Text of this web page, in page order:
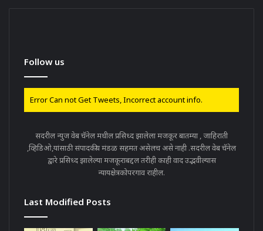
Follow us
Error Can not Get Tweets, Incorrect account info.
सदरील न्युज वेब चॅनेल मधील प्रसिध्द झालेला मजकूर बातम्या , जाहिराती
,व्हिडिओ,यांसाठी संपादकीय मंडळ सहमत असेलच असे नाही .सदरील वेब चॅनेल
द्वारे प्रसिध्द झालेल्या मजकूराबद्दल तरीही काही वाद उद्भवील्यास
न्यायक्षेत्रकोपरगाव राहील.
Last Modified Posts